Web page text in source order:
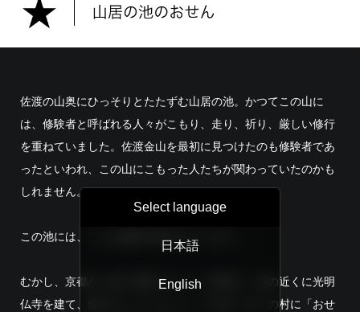
佐渡の山奥にひっそりとたたずむ山居の池。かつてこの山に
は、修験者と呼ばれる人々がこもり、走り、祈り、厳しい修行
を重ねていました。佐渡金山を最初に見つけたのも修験者であ
ったといわれ、この山にこもった人たちが関わっていたのかも
しれません。
この池には、こんな物語が残されています。
むかし、京都から来た弾誓上人という僧侶が、池の近くに光明
仏寺を建て、修行をしていました。その頃、近くの村に「おせ
Select language
日本語
English